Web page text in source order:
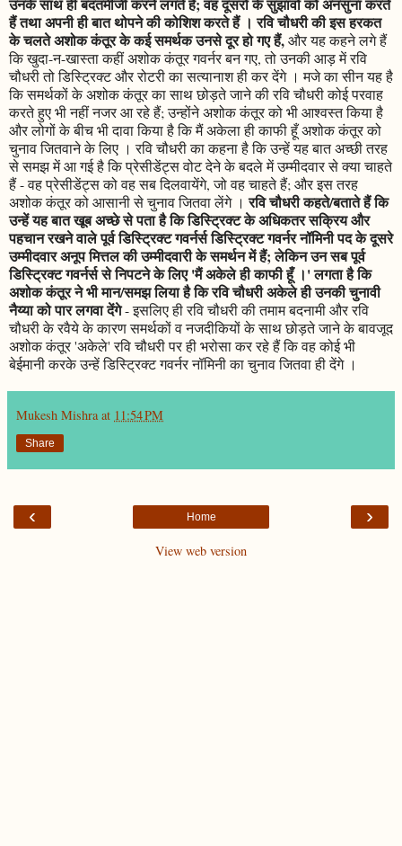
हैं तथा अपनी ही बात थोपने की कोशिश करते हैं । रवि चौधरी की इस हरकत
के चलते अशोक कंतूर के कई समर्थक उनसे दूर हो गए हैं,और यह कहने लगे हैं
कि खुदा-न-खास्ता कहीं अशोक कंतूर गवर्नर बन गए, तो उनकी आड़ में रवि
चौधरी तो डिस्ट्रिक्ट और रोटरी का सत्यानाश ही कर देंगे । मजे का सीन यह है
कि समर्थकों के अशोक कंतूर का साथ छोड़ते जाने की रवि चौधरी कोई परवाह
करते हुए भी नहीं नजर आ रहे हैं; उन्होंने अशोक कंतूर को भी आश्वस्त किया है
और लोगों के बीच भी दावा किया है कि मैं अकेला ही काफी हूँ अशोक कंतूर को
चुनाव जितवाने के लिए । रवि चौधरी का कहना है कि उन्हें यह बात अच्छी तरह
से समझ में आ गई है कि प्रेसीडेंट्स वोट देने के बदले में उम्मीदवार से क्या चाहते
हैं - वह प्रेसीडेंट्स को वह सब दिलवायेंगे, जो वह चाहते हैं; और इस तरह
अशोक कंतूर को आसानी से चुनाव जितवा लेंगे ।रवि चौधरी कहते/बताते हैं कि
उन्हें यह बात खूब अच्छे से पता है कि डिस्ट्रिक्ट के अधिकतर सक्रिय और
पहचान रखने वाले पूर्व डिस्ट्रिक्ट गवर्नर्स डिस्ट्रिक्ट गवर्नर नॉमिनी पद के दूसरे
उम्मीदवार अनूप मित्तल की उम्मीदवारी के समर्थन में हैं; लेकिन उन सब पूर्व
डिस्ट्रिक्ट गवर्नर्स से निपटने के लिए 'मैं अकेले ही काफी हूँ ।' लगता है कि
अशोक कंतूर ने भी मान/समझ लिया है कि रवि चौधरी अकेले ही उनकी चुनावी
नैय्या को पार लगवा देंगे- इसलिए ही रवि चौधरी की तमाम बदनामी और रवि
चौधरी के रवैये के कारण समर्थकों व नजदीकियों के साथ छोड़ते जाने के बावजूद
अशोक कंतूर 'अकेले' रवि चौधरी पर ही भरोसा कर रहे हैं कि वह कोई भी
बेईमानी करके उन्हें डिस्ट्रिक्ट गवर्नर नॉमिनी का चुनाव जितवा ही देंगे ।
Mukesh Mishra at 11:54 PM
Share
‹ ›
Home
View web version